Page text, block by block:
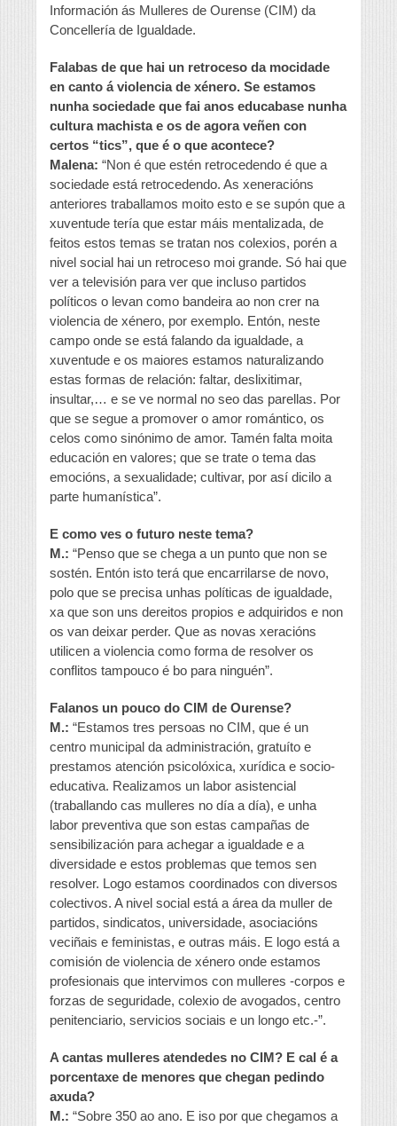
Información ás Mulleres de Ourense (CIM) da
Concellería de Igualdade.
Falabas de que hai un retroceso da mocidade
en canto á violencia de xénero. Se estamos
nunha sociedade que fai anos educabase nunha
cultura machista e os de agora veñen con
certos “tics”, que é o que acontece?
Malena: “Non é que estén retrocedendo é que a
sociedade está retrocedendo. As xeneracións
anteriores traballamos moito esto e se supón que a
xuventude tería que estar máis mentalizada, de
feitos estos temas se tratan nos colexios, porén a
nivel social hai un retroceso moi grande. Só hai que
ver a televisión para ver que incluso partidos
políticos o levan como bandeira ao non crer na
violencia de xénero, por exemplo. Entón, neste
campo onde se está falando da igualdade, a
xuventude e os maiores estamos naturalizando
estas formas de relación: faltar, deslixitimar,
insultar,… e se ve normal no seo das parellas. Por
que se segue a promover o amor romántico, os
celos como sinónimo de amor. Tamén falta moita
educación en valores; que se trate o tema das
emocións, a sexualidade; cultivar, por así dicilo a
parte humanística”.
E como ves o futuro neste tema?
M.: “Penso que se chega a un punto que non se
sostén. Entón isto terá que encarrilarse de novo,
polo que se precisa unhas políticas de igualdade,
xa que son uns dereitos propios e adquiridos e non
os van deixar perder. Que as novas xeracións
utilicen a violencia como forma de resolver os
conflitos tampouco é bo para ninguén”.
Falanos un pouco do CIM de Ourense?
M.: “Estamos tres persoas no CIM, que é un
centro municipal da administración, gratuíto e
prestamos atención psicolóxica, xurídica e socio-
educativa. Realizamos un labor asistencial
(traballando cas mulleres no día a día), e unha
labor preventiva que son estas campañas de
sensibilización para achegar a igualdade e a
diversidade e estos problemas que temos sen
resolver. Logo estamos coordinados con diversos
colectivos. A nivel social está a área da muller de
partidos, sindicatos, universidade, asociacións
veciñais e feministas, e outras máis. E logo está a
comisión de violencia de xénero onde estamos
profesionais que intervimos con mulleres -corpos e
forzas de seguridade, colexio de avogados, centro
penitenciario, servicios sociais e un longo etc.-”.
A cantas mulleres atendedes no CIM? E cal é a
porcentaxe de menores que chegan pedindo
axuda?
M.: “Sobre 350 ao ano. E iso por que chegamos a